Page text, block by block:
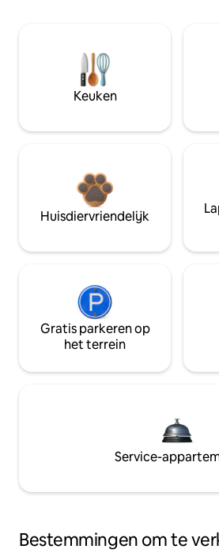
Keuken
Huisdiervriendelijk
Gratis parkeren op
het terrein
Service-
Bestemmingen om te